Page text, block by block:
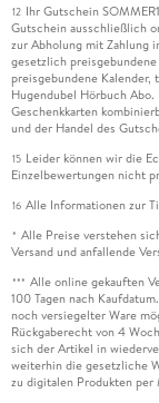
12 Ihr Gutschein
Gutschein ausschließlich
zur Abholung mit Zahlung
gesetzlich
preisgebundene
Hugendubel Hörbuch
Geschenkkarten
und der Handel des
15 Leider können wir die
Einzelbewertungen nicht
16 Alle Informationen zur
* Alle Preise verstehen
Versand und anfallende
*** Alle online gekauften
100 Tagen nach
noch versiegelter Ware
Rückgaberecht von 4
sich der Artikel in
weiterhin die gesetzliche
zu digitalen Produkten per